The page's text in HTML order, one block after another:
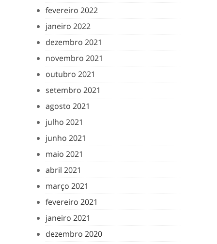
fevereiro 2022
janeiro 2022
dezembro 2021
novembro 2021
outubro 2021
setembro 2021
agosto 2021
julho 2021
junho 2021
maio 2021
abril 2021
março 2021
fevereiro 2021
janeiro 2021
dezembro 2020